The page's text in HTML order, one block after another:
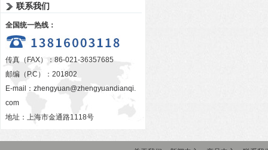
联系我们
全国统一热线：
传真（FAX）：86-021-36357685
邮编（P.C）：201802
E-mail： zhengyuan@zhengyuandianqi.
com
地址：上海市金通路1118号